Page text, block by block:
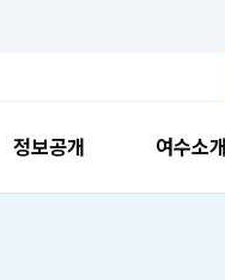
정보공개 여수소개